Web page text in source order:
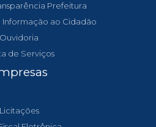
Prefeitura
Informação ao Cidadão
Ouvidoria
de Serviços
Licitações